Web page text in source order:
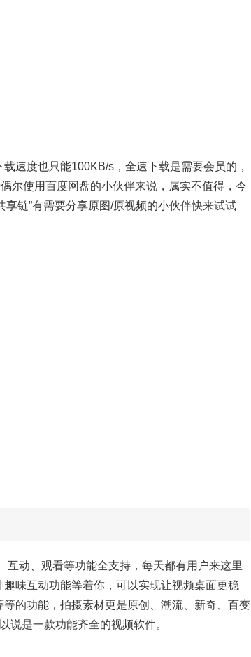
速度也只能100KB/s，全速下载是需要会员的，
尔使用百度网盘的小伙伴来说，属实不值得，今
链”有需要分享原图/原视频的小伙伴快来试试
动、观看等功能全支持，每天都有用户来这里
趣味互动功能等着你，可以实现让视频桌面更稳
的功能，拍摄素材更是原创、潮流、新奇、百变
说是一款功能齐全的视频软件。